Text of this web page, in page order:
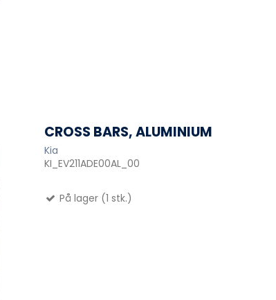
CROSS BARS, ALUMINIUM
Kia
KI_EV211ADE00AL_00
På lager (1 stk.)